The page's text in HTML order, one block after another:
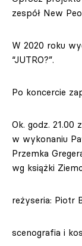
zespół New
W 2020 roku
“JUTRO?”.
Po koncercie
Ok. godz. 21.00
w wykonaniu
Przemka
wg książki
reżyseria: Piotr
scenografia i